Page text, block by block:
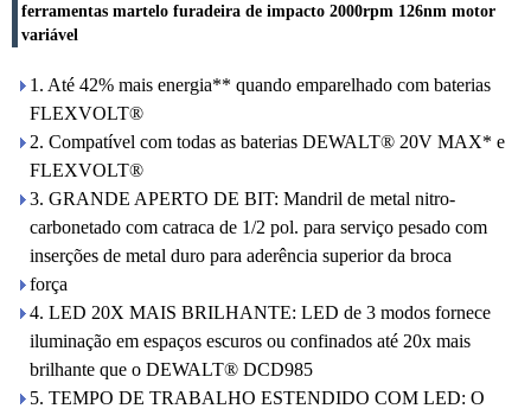
ferramentas martelo furadeira de impacto 2000rpm 126nm motor
variável
1. Até 42% mais energia** quando emparelhado com baterias
FLEXVOLT®
2. Compatível com todas as baterias DEWALT® 20V MAX* e
FLEXVOLT®
3. GRANDE APERTO DE BIT: Mandril de metal nitro-
carbonetado com catraca de 1/2 pol. para serviço pesado com
inserções de metal duro para aderência superior da broca
força
4. LED 20X MAIS BRILHANTE: LED de 3 modos fornece
iluminação em espaços escuros ou confinados até 20x mais
brilhante que o DEWALT® DCD985
5. TEMPO DE TRABALHO ESTENDIDO COM LED: O